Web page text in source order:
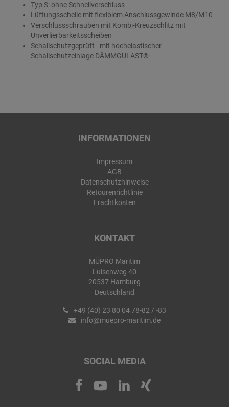
Typ S: ohne Schnellverschluss
Lüftungsschelle mit flexiblem Anschlussgewinde M8/M10
Verschlussschrauben mit Kombi-Kreuzschlitz mit
Unverlierbarkeitsscheiben
Schallschutzgeprüft - mit hochelastischer
Schallschutzeinlage DÄMMGULAST®
INFORMATIONEN
Impressum
AGB
Datenschutzhinweise
Retourenrichtlinie
Frachtkosten
KONTAKT
MÜPRO Maritim
Luisenweg 40
20537 Hamburg
Deutschland
+49 (40) 23 80 04 78-82 / -83
info@muepro-maritim.de
SOCIAL MEDIA